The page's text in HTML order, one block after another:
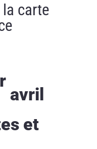
carte
avril
et